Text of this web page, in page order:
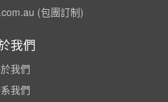
(包團訂制)
我們
我們
我們